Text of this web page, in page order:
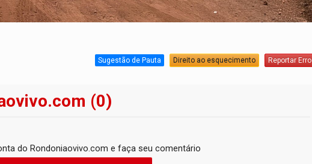
Sugestão de Pauta Direito ao esquecimento Reportar Erro
(0)
do Rondoniaovivo.com e faça seu comentário